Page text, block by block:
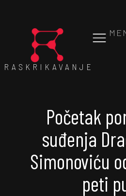
RASKRIKAVANJE
Početak
suđenja
Simonoviću
peti